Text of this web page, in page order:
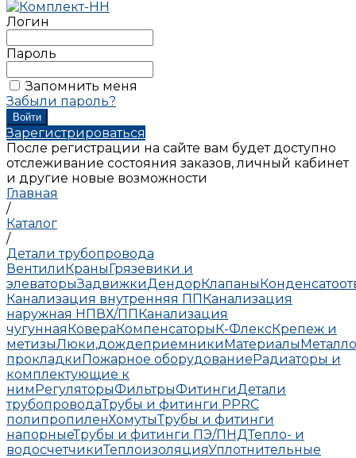
Логин
Пароль
Запомнить меня
Забыли пароль?
Зарегистрироваться
После регистрации на сайте вам будет доступно
отслеживание состояния заказов, личный кабинет
и другие новые возможности
Главная
/
Каталог
/
Детали трубопровода
ВентилиКраныГрязевики и
элеваторыЗадвижкиДендорКлапаны
Канализация внутренняя ППКанализация
наружная НПВХ/ППКанализация
чугуннаяКовераКомпенсаторыК-ФлексКрепеж и
метизыЛюки,дождеприемникиМатериалы
прокладкиПожарное оборудованиеРадиаторы и
комплектующие к
нимРегуляторыФильтрыФитингиДетали
трубопроводаТрубы и фитинги PPRC
полипропиленХомутыТрубы и фитинги
напорныеТрубы и фитинги ПЭ/ПНДТепло- и
водосчетчикиТеплоизоляцияУплотнительные